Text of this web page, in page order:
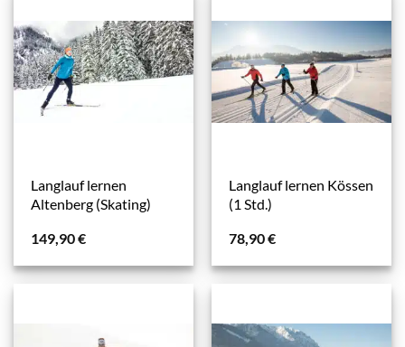
Langlauf lernen
Altenberg (Skating)
149,90€
Langlauf lernen Kössen
(1 Std.)
78,90€